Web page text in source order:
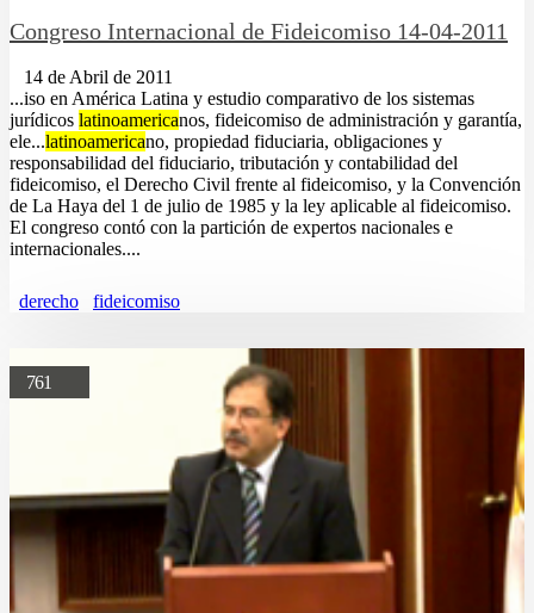
Congreso Internacional de Fideicomiso 14-04-2011
14 de Abril de 2011
...iso en América Latina y estudio comparativo de los sistemas
jurídicos latinoamericanos, fideicomiso de administración y garantía,
ele...latinoamericano, propiedad fiduciaria, obligaciones y
responsabilidad del fiduciario, tributación y contabilidad del
fideicomiso, el Derecho Civil frente al fideicomiso, y la Convención
de La Haya del 1 de julio de 1985 y la ley aplicable al fideicomiso.
El congreso contó con la partición de expertos nacionales e
internacionales....
derecho fideicomiso
761